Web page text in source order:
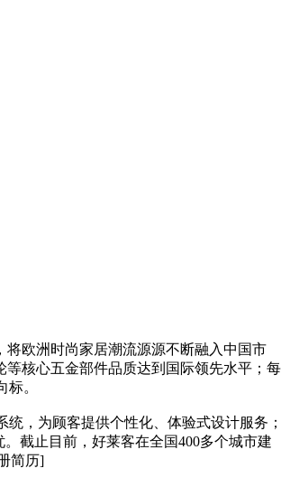
欧洲时尚家居潮流源源不断融入中国市
核心五金部件品质达到国际领先水平；每
。
，为顾客提供个性化、体验式设计服务；
截止目前，好莱客在全国400多个城市建
]